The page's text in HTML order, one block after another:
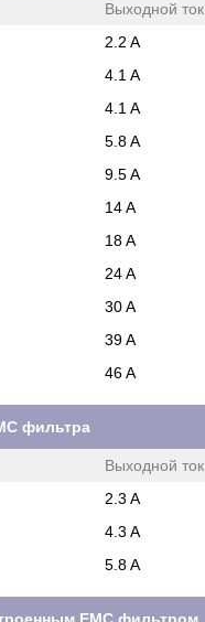
Выходной ток
2.2 A
4.1 A
4.1 A
5.8 A
9.5 A
14 A
18 A
24 A
30 A
39 A
46 A
фильтра
Выходной ток
2.3 A
4.3 A
5.8 A